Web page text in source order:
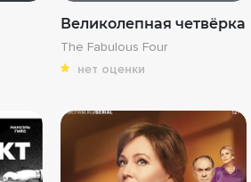
Великолепная четвёрка
The Fabulous Four
нет оценки